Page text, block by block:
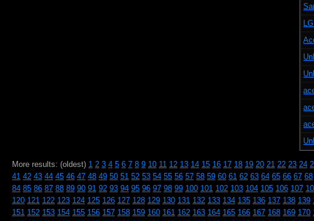
More results: (oldest) 1 2 3 4 5 6 7 8 9 10 11 12 13 14 15 16 17 18 19 20 21 22 23 24
41 42 43 44 45 46 47 48 49 50 51 52 53 54 55 56 57 58 59 60 61 62 63 64 65 66 67 68
84 85 86 87 88 89 90 91 92 93 94 95 96 97 98 99 100 101 102 103 104 105 106 107
120 121 122 123 124 125 126 127 128 129 130 131 132 133 134 135 136 137 138 139
151 152 153 154 155 156 157 158 159 160 161 162 163 164 165 166 167 168 169 170